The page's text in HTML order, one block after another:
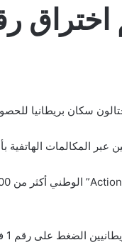
اختراق
سكان بريطانيا
عبر المكالمات